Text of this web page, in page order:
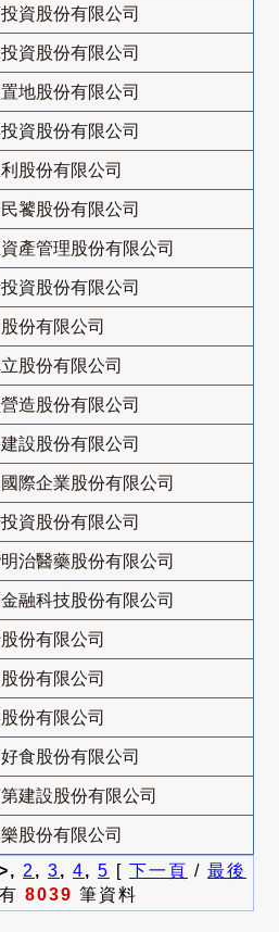
資股份有限公司
資股份有限公司
地股份有限公司
資股份有限公司
股份有限公司
饕股份有限公司
產管理股份有限公司
資股份有限公司
份有限公司
股份有限公司
造股份有限公司
設股份有限公司
際企業股份有限公司
資股份有限公司
治醫藥股份有限公司
融科技股份有限公司
份有限公司
份有限公司
份有限公司
食股份有限公司
建設股份有限公司
股份有限公司
2 , 3, 4, 5 [ 下一頁 / 最後
8039 筆資料